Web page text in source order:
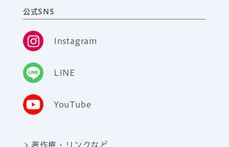
公式SNS
Instagram
LINE
YouTube
著作権・リンクなど